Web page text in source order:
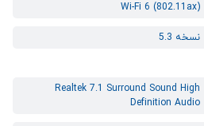
Wi-Fi 6 (802.11ax)
نسخه 5.3
Realtek 7.1 Surround Sound High
Definition Audio